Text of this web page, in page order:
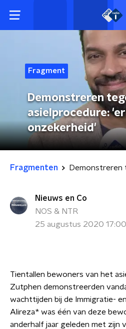
Fragment
Demonstreren
asielprocedure:
onzekerheid'
Fragmenten
Nieuws en Co
NOS & NTR
25 augustus 2020
Tientallen bewoners van het
Zutphen demonstreerden
wachttijden bij de Immigratie-
Alireza* was één van deze
anderhalf jaar geleden met zijn